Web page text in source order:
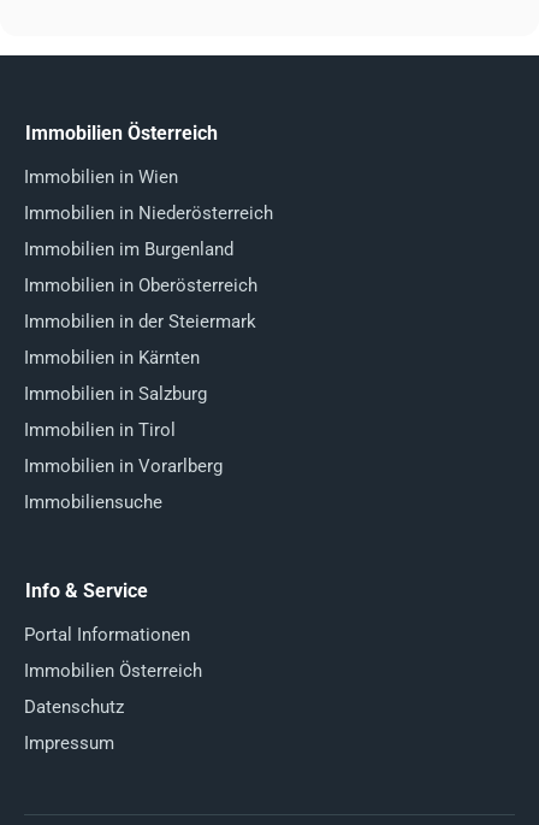
Immobilien Österreich
Immobilien in Wien
Immobilien in Niederösterreich
Immobilien im Burgenland
Immobilien in Oberösterreich
Immobilien in der Steiermark
Immobilien in Kärnten
Immobilien in Salzburg
Immobilien in Tirol
Immobilien in Vorarlberg
Immobiliensuche
Info & Service
Portal Informationen
Immobilien Österreich
Datenschutz
Impressum